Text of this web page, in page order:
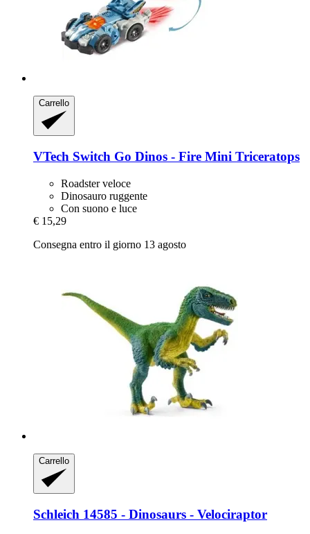
Carrello
VTech Switch Go Dinos -​ Fire Mini Triceratops
Roadster veloce
Dinosauro ruggente
Con suono e luce
€ 15,29
Consegna entro il giorno 13 agosto
Carrello
Schleich 14585 -​ Dinosaurs -​ Velociraptor